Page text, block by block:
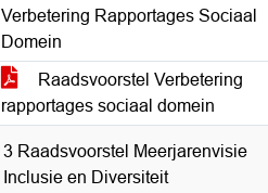
Verbetering Rapportages Sociaal
Domein
Raadsvoorstel Verbetering
rapportages sociaal domein
3 Raadsvoorstel Meerjarenvisie
Inclusie en Diversiteit